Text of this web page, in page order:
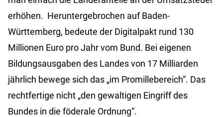
erhöhen. Heruntergebrochen auf Baden-
Württemberg, bedeute der Digitalpakt rund 130
Millionen Euro pro Jahr vom Bund. Bei eigenen
Bildungsausgaben des Landes von 17 Milliarden
jährlich bewege sich das „im Promillebereich“. Das
rechtfertige nicht „den gewaltigen Eingriff des
Bundes in die föderale Ordnung“.